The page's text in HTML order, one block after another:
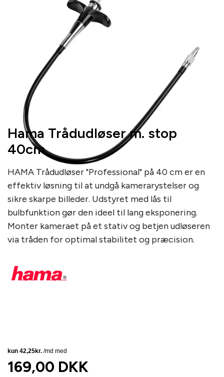
Hama Trådudløser m. stop
40cm
HAMA Trådudløser "Professional" på 40 cm er en
effektiv løsning til at undgå kamerarystelser og
sikre skarpe billeder. Udstyret med lås til
bulbfunktion gør den ideel til lang eksponering.
Monter kameraet på et stativ og betjen udløseren
via tråden for optimal stabilitet og præcision.
169,00 DKK